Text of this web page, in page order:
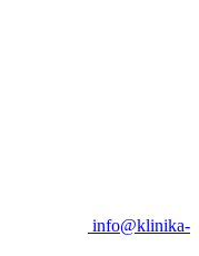
info@klinika-